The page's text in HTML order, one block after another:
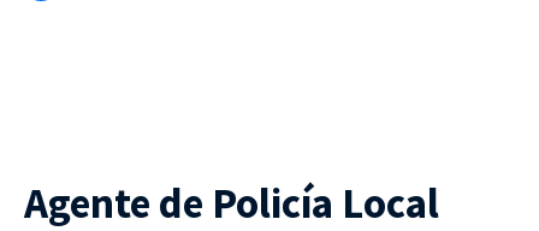
Agente de Policía Local